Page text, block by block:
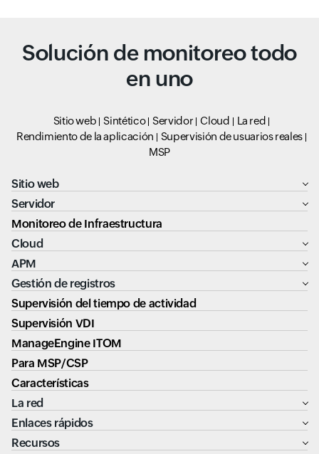
Solución de monitoreo todo
en uno
Sitio web Sintético Servidor Cloud
La red
Rendimiento de la aplicación
Supervisión de usuarios reales
MSP
Sitio web
Servidor
Monitoreo de Infraestructura
Cloud
APM
Gestión de registros
Supervisión del tiempo de actividad
Supervisión VDI
ManageEngine ITOM
Para MSP/CSP
Características
La red
Enlaces rápidos
Recursos